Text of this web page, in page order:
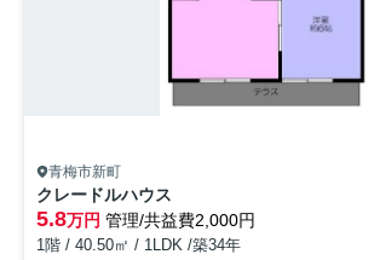
青梅市新町
クレードルハウス
5.8万円 管理/共益費2,000円
1階 / 40.50㎡ / 1LDK /築34年